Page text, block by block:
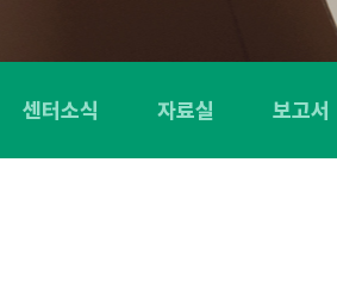
센터소식 자료실 보고서